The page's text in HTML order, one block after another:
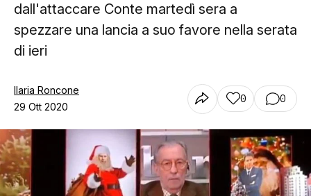
dall'attaccare Conte martedì sera a
spezzare una lancia a suo favore nella serata
di ieri
Ilaria Roncone
29 Ott 2020
0 0